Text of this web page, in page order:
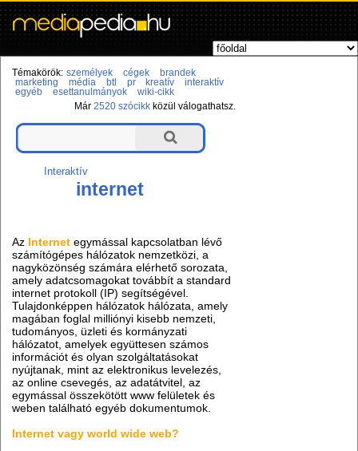
Témakörök: személyek cégek
brandek
marketing
média btl pr kreatív
interaktív
egyéb
esettanulmányok
wiki-cikk
Már2520 szócikk közül válogathatsz.
Interaktív
internet
Az Internetegymással kapcsolatban lévő
számítógépes hálózatok nemzetközi, a
nagyközönség számára elérhető sorozata,
amely adatcsomagokat továbbít a standard
internet protokoll (IP) segítségével.
Tulajdonképpen hálózatok hálózata, amely
magában foglal milliónyi kisebb nemzeti,
tudományos, üzleti és kormányzati
hálózatot, amelyek együttesen számos
információt és olyan szolgáltatásokat
nyújtanak, mint az elektronikus levelezés,
az online csevegés, az adatátvitel, az
egymással összekötött www felületek és
weben található egyéb dokumentumok.
Internet vagy world wide web?